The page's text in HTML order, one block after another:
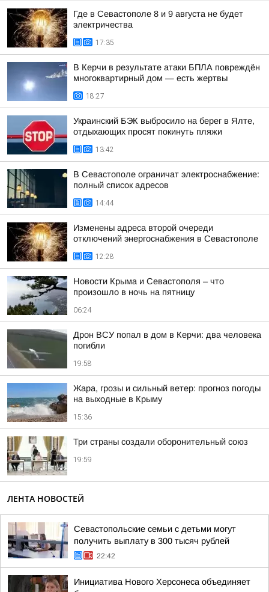
Где в Севастополе 8 и 9 августа не будет
электричества
17:35
В Керчи в результате атаки БПЛА повреждён
многоквартирный дом — есть жертвы
18:27
Украинский БЭК выбросило на берег в Ялте,
отдыхающих просят покинуть пляжи
13:42
В Севастополе ограничат электроснабжение:
полный список адресов
14:44
Изменены адреса второй очереди
отключений энергоснабжения в Севастополе
12:28
Новости Крыма и Севастополя – что
произошло в ночь на пятницу
06:24
Дрон ВСУ попал в дом в Керчи: два человека
погибли
19:58
Жара, грозы и сильный ветер: прогноз погоды
на выходные в Крыму
15:36
Три страны создали оборонительный союз
19:59
ЛЕНТА НОВОСТЕЙ
Севастопольские семьи с детьми могут
получить выплату в 300 тысяч рублей
22:42
Инициатива Нового Херсонеса объединяет